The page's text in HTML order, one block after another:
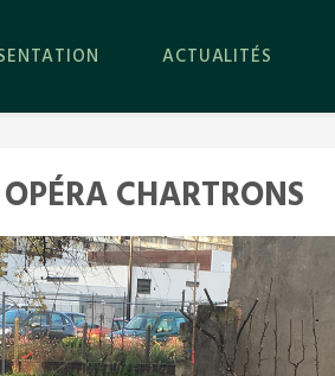
ACTUALITÉS
CHARTRONS